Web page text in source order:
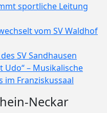
sportliche Leitung
vom SV Waldhof
SV Sandhausen
– Musikalische
im Franziskussaal
Neckar